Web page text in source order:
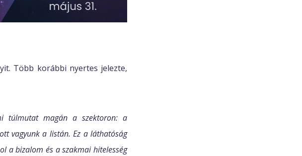
Több korábbi nyertes jelezte,
túlmutat magán a szektoron: a
vagyunk a listán. Ez a láthatóság
a bizalom és a szakmai hitelesség